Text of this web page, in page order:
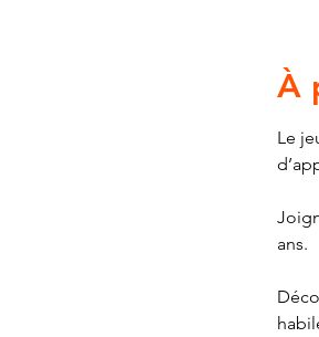
À
Le
ans.